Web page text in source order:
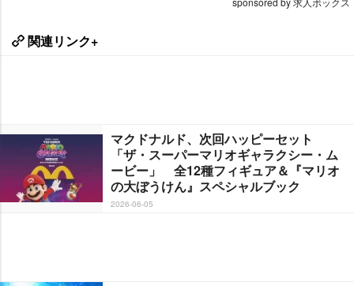
関連リンク+
マクドナルド、次回ハッピーセット
「ザ・スーパーマリオギャラクシー・ム
ービー」 全12種フィギュア＆『マリオ
の大ぼうけん』スペシャルブック
2026-06-05